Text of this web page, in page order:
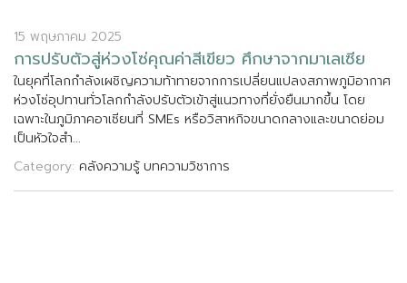
15 พฤษภาคม 2025
การปรบตวสหวงโซคณคาสเขยว ศกษาจากมาเลเซย
ในยคทโลกกลงเผชญความทาทายจากการเปลยนแปลงสภาพภมอากาศ
หวงโซอปทานทวโลกกลงปรบตวเขาสแนวทางทยงยนมากขน โดย
เฉพาะในภมภาคอาเซยนท SMEs หรอวสาหกจขนาดกลางและขนาดยอม
เปนหวใจส...
Category: คลังความรู้บทความวิชาการ